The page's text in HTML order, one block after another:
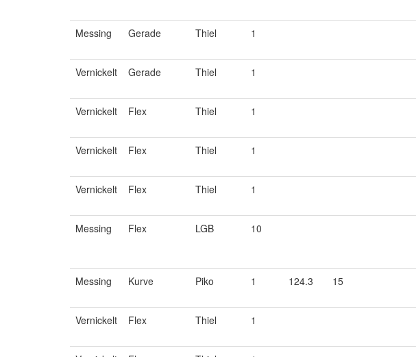
Messing Gerade Thiel 1
Vernickelt Gerade Thiel 1
Vernickelt Flex Thiel 1
Vernickelt Flex Thiel 1
Vernickelt Flex Thiel 1
Messing Flex LGB 10
Messing Kurve Piko 1 124.3 15
Vernickelt Flex Thiel 1